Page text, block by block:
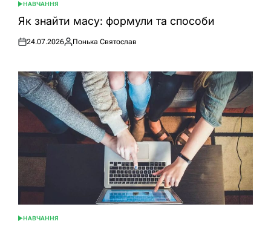
ОПУБЛІКУВАТИ
У
НАВЧАННЯ
Як знайти масу: формули та способи
Оприлюднено
24.07.2026
Опубліковано
Понька Святослав
ОПУБЛІКУВАТИ
НАВЧАННЯ